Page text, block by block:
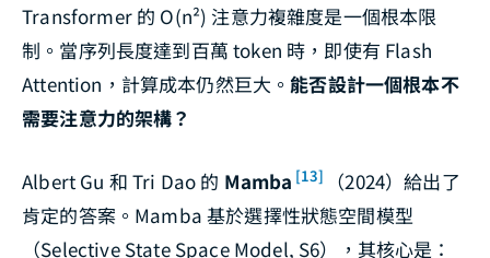
Transformer 的 O(n²) 注意力複雜度是一個根本限
制。當序列長度達到百萬 token 時，即使有 Flash
Attention，計算成本仍然巨大。 能否設計一個根本不
需要注意力的架構？
Albert Gu 和 Tri Dao 的 Mamba [13]
（2024）給出了
肯定的答案。Mamba 基於選擇性狀態空間模型
（Selective State Space Model, S6），其核心是：